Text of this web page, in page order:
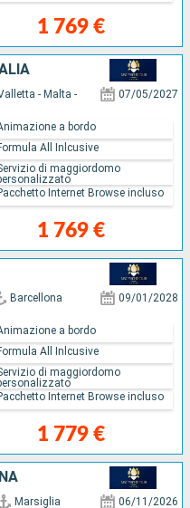
1 769 €
- Malta - 07/05/2027
1 769 €
a bordo
All Inlcusive
di maggiordomo
Internet Browse incluso
Barcellona 09/01/2028
1 779 €
a bordo
All Inlcusive
di maggiordomo
Internet Browse incluso
Marsiglia 06/11/2026